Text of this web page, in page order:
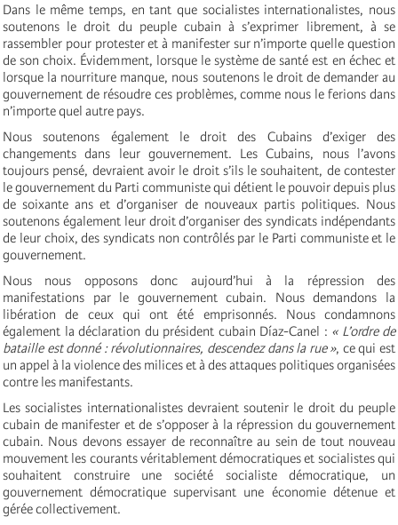
Dans le même temps, en tant que socialistes internationalistes, nous
soutenons le droit du peuple cubain à s’exprimer librement, à se
rassembler pour protester et à manifester sur n’importe quelle question
de son choix. Évidemment, lorsque le système de santé est en échec et
lorsque la nourriture manque, nous soutenons le droit de demander au
gouvernement de résoudre ces problèmes, comme nous le ferions dans
n’importe quel autre pays.
Nous soutenons également le droit des Cubains d’exiger des
changements dans leur gouvernement. Les Cubains, nous l’avons
toujours pensé, devraient avoir le droit s’ils le souhaitent, de contester
le gouvernement du Parti communiste qui détient le pouvoir depuis plus
de soixante ans et d’organiser de nouveaux partis politiques. Nous
soutenons également leur droit d’organiser des syndicats indépendants
de leur choix, des syndicats non contrôlés par le Parti communiste et le
gouvernement.
Nous nous opposons donc aujourd’hui à la répression des
manifestations par le gouvernement cubain. Nous demandons la
libération de ceux qui ont été emprisonnés. Nous condamnons
également la déclaration du président cubain Díaz-Canel : « L’ordre de
bataille est donné : révolutionnaires, descendez dans la rue », ce qui est
un appel à la violence des milices et à des attaques politiques organisées
contre les manifestants.
Les socialistes internationalistes devraient soutenir le droit du peuple
cubain de manifester et de s’opposer à la répression du gouvernement
cubain. Nous devons essayer de reconnaître au sein de tout nouveau
mouvement les courants véritablement démocratiques et socialistes qui
souhaitent construire une société socialiste démocratique, un
gouvernement démocratique supervisant une économie détenue et
gérée collectivement.